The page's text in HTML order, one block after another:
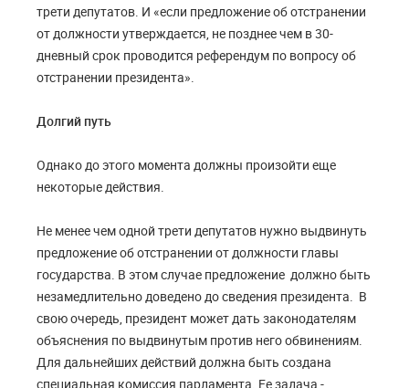
трети депутатов. И «если предложение об отстранении
от должности утверждается, не позднее чем в 30-
дневный срок проводится референдум по вопросу об
отстранении президента».
Долгий путь
Однако до этого момента должны произойти еще
некоторые действия.
Не менее чем одной трети депутатов нужно выдвинуть
предложение об отстранении от должности главы
государства. В этом случае предложение должно быть
незамедлительно доведено до сведения президента. В
свою очередь, президент может дать законодателям
объяснения по выдвинутым против него обвинениям.
Для дальнейших действий должна быть создана
специальная комиссия парламента. Ее задача -